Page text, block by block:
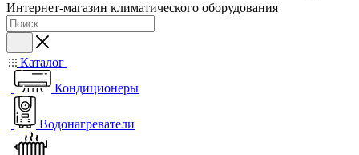
Интернет-магазин климатического оборудования
Каталог
Кондиционеры
Водонагреватели